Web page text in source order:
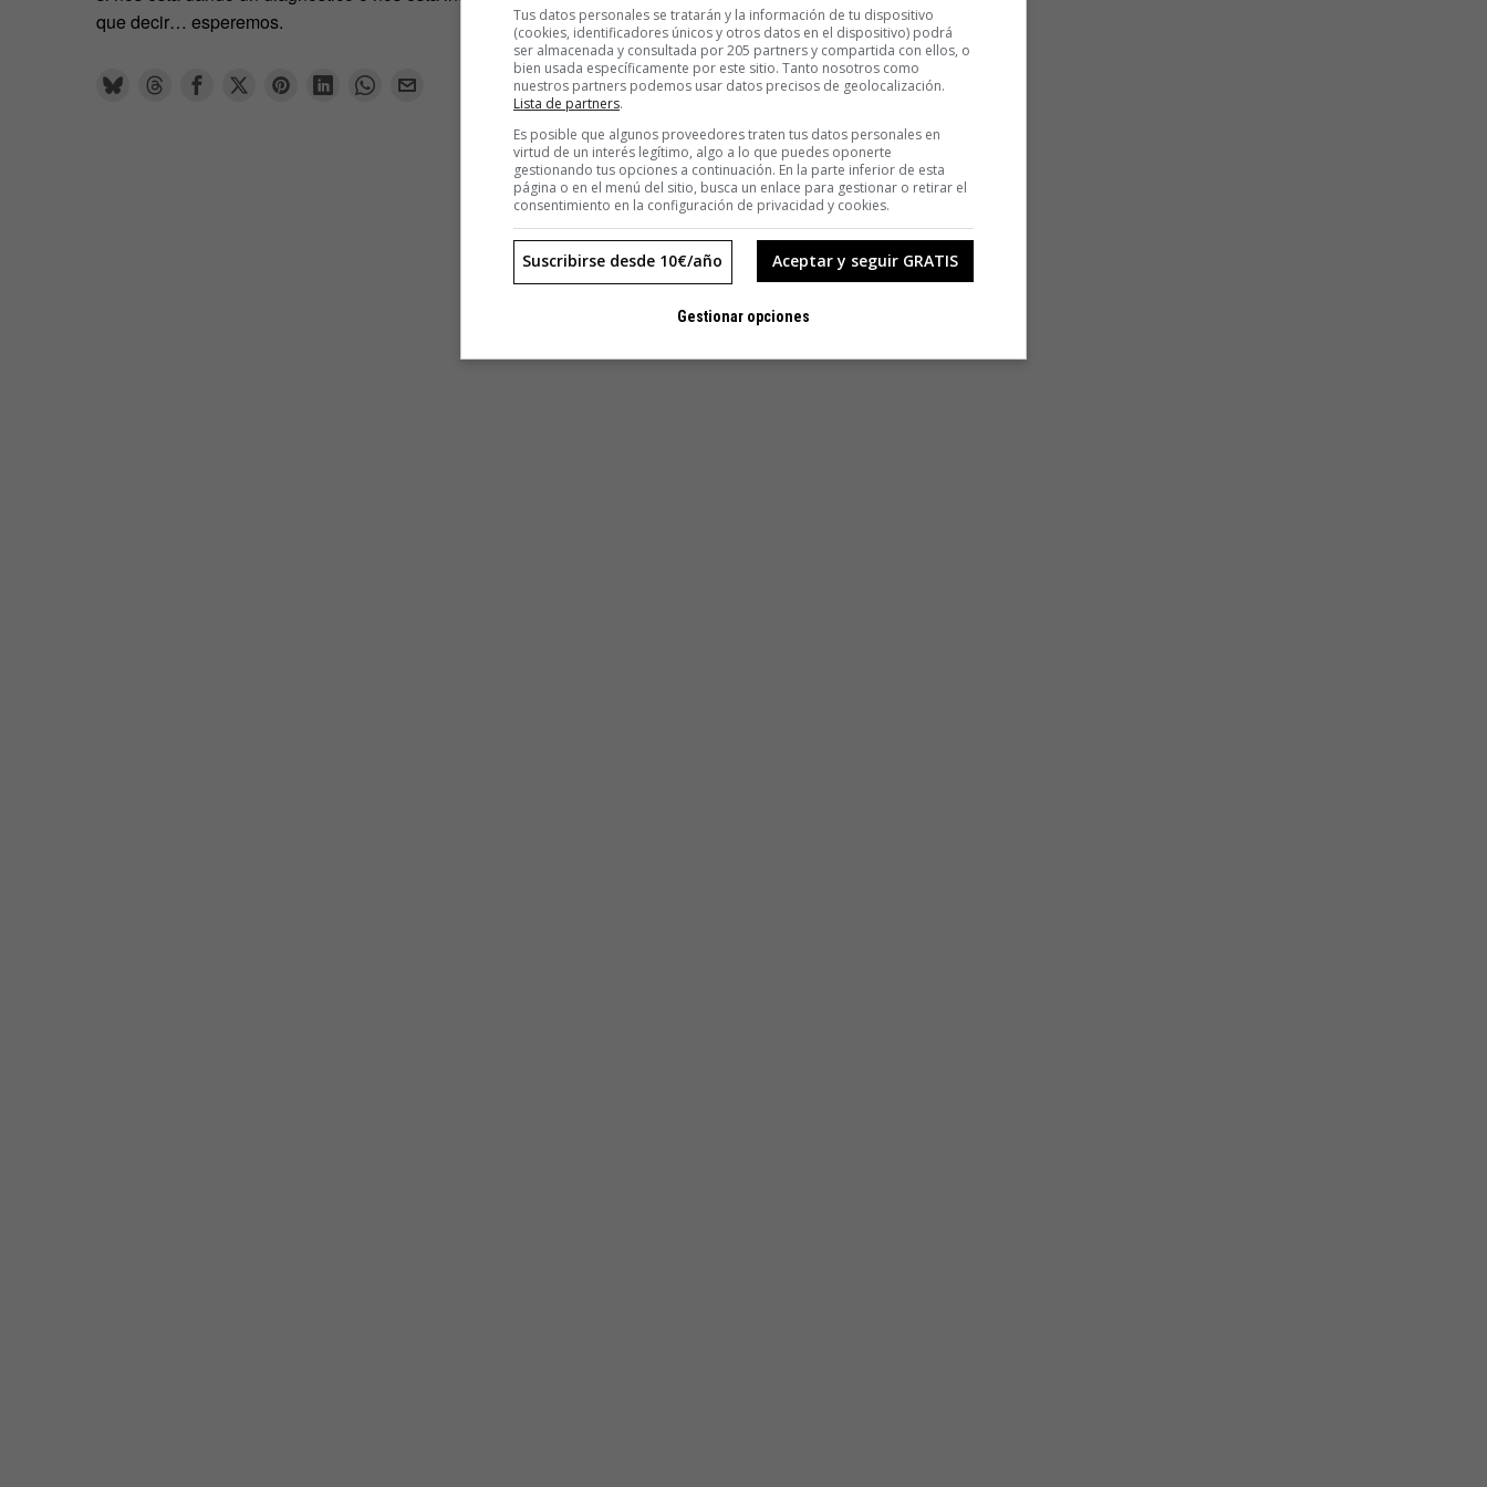
que decir… esperemos.
Tus datos personales se tratarán y la información de tu dispositivo
(cookies, identificadores únicos y otros datos en el dispositivo) podrá
ser almacenada y consultada por 205 partners y compartida con ellos, o
bien usada específicamente por este sitio. Tanto nosotros como
nuestros partners podemos usar datos precisos de geolocalización.
Lista de partners.
Es posible que algunos proveedores traten tus datos personales en
virtud de un interés legítimo, algo a lo que puedes oponerte
gestionando tus opciones a continuación. En la parte inferior de esta
página o en el menú del sitio, busca un enlace para gestionar o retirar el
consentimiento en la configuración de privacidad y cookies.
Aceptar y seguir GRATIS
Suscribirse desde 10€/año
Gestionar opciones